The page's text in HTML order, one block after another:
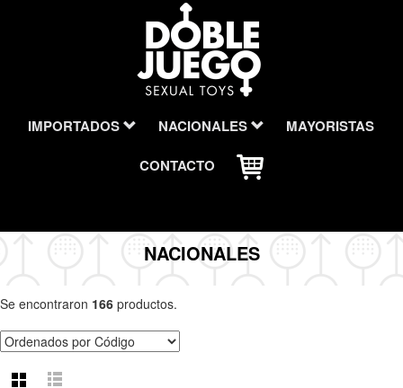
IMPORTADOS NACIONALES MAYORISTAS
CONTACTO
NACIONALES
Se encontraron 166 productos.